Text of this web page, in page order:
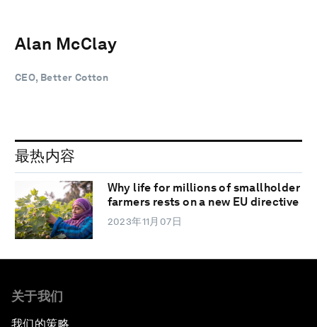
Alan McClay
CEO, Better Cotton
最热内容
Why life for millions of smallholder
farmers rests on a new EU directive
2023年11月07日
关于我们
我们的策略